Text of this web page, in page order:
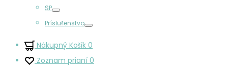
SP
Príslušenstvo
Nákupný Košík 0
Zoznam prianí 0